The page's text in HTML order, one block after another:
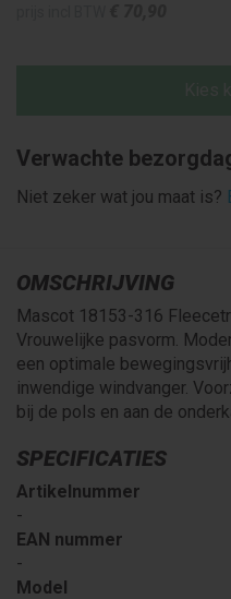
Verwachte
Niet zeker wat jou maat is?
OMSCHRIJVING
Mascot 18153-316
Vrouwelijke pasvorm.
een optimale
inwendige windvanger.
bij de pols en aan de
SPECIFICATIES
Artikelnummer
-
EAN nummer
-
Model